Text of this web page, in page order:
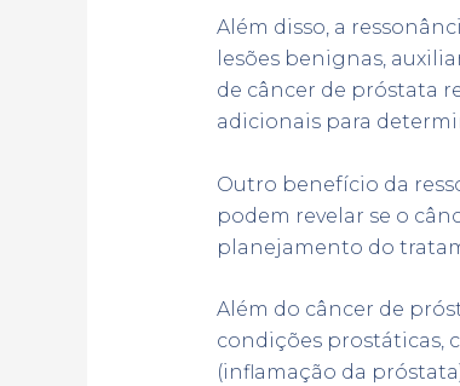
Além disso, a
lesões benignas,
de câncer de próstata
adicionais para
Outro benefício da
podem revelar se o
planejamento do
Além do câncer de
condições prostáticas,
(inflamação da